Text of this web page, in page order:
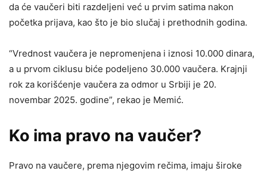
da će vaučeri biti razdeljeni već u prvim satima nakon
početka prijava, kao što je bio slučaj i prethodnih godina.
“Vrednost vaučera je nepromenjena i iznosi 10.000 dinara,
a u prvom ciklusu biće podeljeno 30.000 vaučera. Krajnji
rok za korišćenje vaučera za odmor u Srbiji je 20.
novembar 2025. godine”, rekao je Memić.
Ko ima pravo na vaučer?
Pravo na vaučere, prema njegovim rečima, imaju široke